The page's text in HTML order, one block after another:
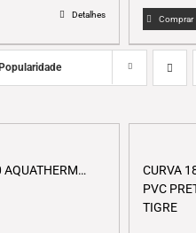
Detalhes Comprar
Popularidade
CURVA
PVC
TIGRE